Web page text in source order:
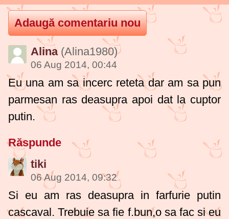
Alina (Alina1980)
06 Aug 2014, 00:44
Eu una am sa incerc reteta dar am sa pun
parmesan ras deasupra apoi dat la cuptor
putin.
Răspunde
tiki
06 Aug 2014, 09:32
Si eu am ras deasupra in farfurie putin
cascaval. Trebuie sa fie f.bun,o sa fac si eu